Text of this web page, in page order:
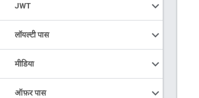
JWT
लॉयल्टी पास
मीडिया
ऑफ़र पास